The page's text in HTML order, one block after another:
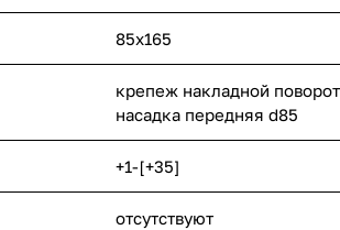
85x165
крепеж накладной
насадка передняя d85
+1-[+35]
отсутствуют